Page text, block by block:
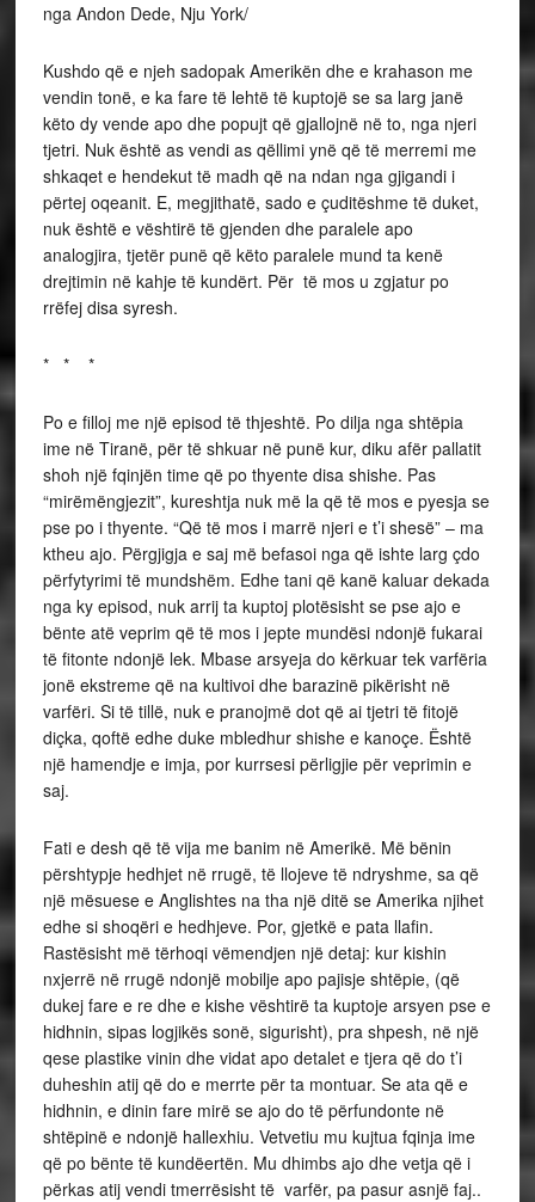
nga Andon Dede, Nju York/
Kushdo që e njeh sadopak Amerikën dhe e krahason me
vendin tonë, e ka fare të lehtë të kuptojë se sa larg janë
këto dy vende apo dhe popujt që gjallojnë në to, nga njeri
tjetri. Nuk është as vendi as qëllimi ynë që të merremi me
shkaqet e hendekut të madh që na ndan nga gjigandi i
përtej oqeanit. E, megjithatë, sado e çuditëshme të duket,
nuk është e vështirë të gjenden dhe paralele apo
analogjira, tjetër punë që këto paralele mund ta kenë
drejtimin në kahje të kundërt. Për të mos u zgjatur po
rrëfej disa syresh.
* * *
Po e filloj me një episod të thjeshtë. Po dilja nga shtëpia
ime në Tiranë, për të shkuar në punë kur, diku afër pallatit
shoh një fqinjën time që po thyente disa shishe. Pas
“mirëmëngjezit”, kureshtja nuk më la që të mos e pyesja se
pse po i thyente. “Që të mos i marrë njeri e t’i shesë” – ma
ktheu ajo. Përgjigja e saj më befasoi nga që ishte larg çdo
përfytyrimi të mundshëm. Edhe tani që kanë kaluar dekada
nga ky episod, nuk arrij ta kuptoj plotësisht se pse ajo e
bënte atë veprim që të mos i jepte mundësi ndonjë fukarai
të fitonte ndonjë lek. Mbase arsyeja do kërkuar tek varfëria
jonë ekstreme që na kultivoi dhe barazinë pikërisht në
varfëri. Si të tillë, nuk e pranojmë dot që ai tjetri të fitojë
diçka, qoftë edhe duke mbledhur shishe e kanoçe. Është
një hamendje e imja, por kurrsesi përligjie për veprimin e
saj.
Fati e desh që të vija me banim në Amerikë. Më bënin
përshtypje hedhjet në rrugë, të llojeve të ndryshme, sa që
një mësuese e Anglishtes na tha një ditë se Amerika njihet
edhe si shoqëri e hedhjeve. Por, gjetkë e pata llafin.
Rastësisht më tërhoqi vëmendjen një detaj: kur kishin
nxjerrë në rrugë ndonjë mobilje apo pajisje shtëpie, (që
dukej fare e re dhe e kishe vështirë ta kuptoje arsyen pse e
hidhnin, sipas logjikës sonë, sigurisht), pra shpesh, në një
qese plastike vinin dhe vidat apo detalet e tjera që do t’i
duheshin atij që do e merrte për ta montuar. Se ata që e
hidhnin, e dinin fare mirë se ajo do të përfundonte në
shtëpinë e ndonjë hallexhiu. Vetvetiu mu kujtua fqinja ime
që po bënte të kundëertën. Mu dhimbs ajo dhe vetja që i
përkas atij vendi tmerrësisht të varfër, pa pasur asnjë faj..